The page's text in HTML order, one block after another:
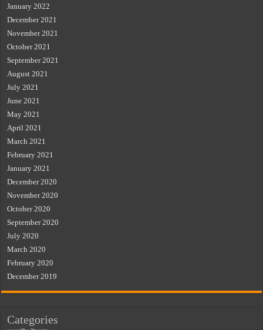
January 2022
December 2021
November 2021
October 2021
September 2021
August 2021
July 2021
June 2021
May 2021
April 2021
March 2021
February 2021
January 2021
December 2020
November 2020
October 2020
September 2020
July 2020
March 2020
February 2020
December 2019
Categories